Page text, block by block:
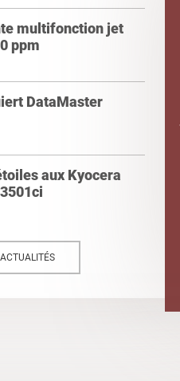
multifonction jet
ppm
DataMaster
aux Kyocera